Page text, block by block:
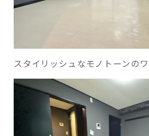
スタイリッシュなモノトーンのワ